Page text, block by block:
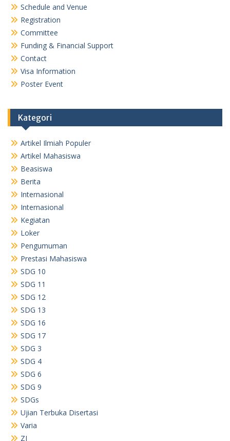
Schedule and Venue
Registration
Committee
Funding & Financial Support
Contact
Visa Information
Poster Event
Kategori
Artikel Ilmiah Populer
Artikel Mahasiswa
Beasiswa
Berita
Internasional
Internasional
Kegiatan
Loker
Pengumuman
Prestasi Mahasiswa
SDG 10
SDG 11
SDG 12
SDG 13
SDG 16
SDG 17
SDG 3
SDG 4
SDG 6
SDG 9
SDGs
Ujian Terbuka Disertasi
Varia
ZI